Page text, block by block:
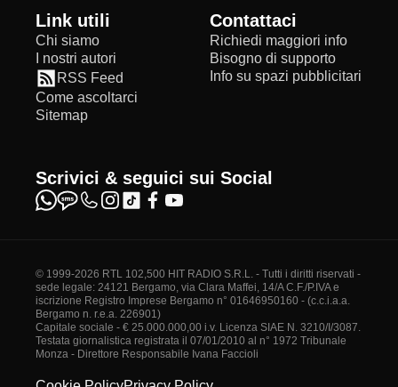
Link utili
Chi siamo
I nostri autori
RSS Feed
Come ascoltarci
Sitemap
Contattaci
Richiedi maggiori info
Bisogno di supporto
Info su spazi pubblicitari
Scrivici & seguici sui Social
© 1999-2026 RTL 102,500 HIT RADIO S.R.L. - Tutti i diritti riservati -
sede legale: 24121 Bergamo, via Clara Maffei, 14/A C.F./P.IVA e
iscrizione Registro Imprese Bergamo n° 01646950160 - (c.c.i.a.a.
Bergamo n. r.e.a. 226901)
Capitale sociale - € 25.000.000,00 i.v. Licenza SIAE N. 3210/I/3087.
Testata giornalistica registrata il 07/01/2010 al n° 1972 Tribunale
Monza - Direttore Responsabile Ivana Faccioli